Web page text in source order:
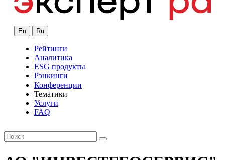
En Ru
Рейтинги
Аналитика
ESG продукты
Рэнкинги
Конференции
Тематики
Услуги
FAQ